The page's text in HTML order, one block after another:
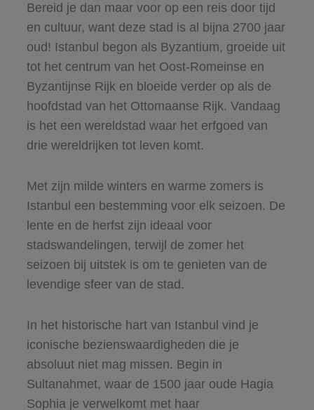
Bereid je dan maar voor op een reis door tijd
en cultuur, want deze stad is al bijna 2700 jaar
oud! Istanbul begon als Byzantium, groeide uit
tot het centrum van het Oost-Romeinse en
Byzantijnse Rijk en bloeide verder op als de
hoofdstad van het Ottomaanse Rijk. Vandaag
is het een wereldstad waar het erfgoed van
drie wereldrijken tot leven komt.
Met zijn milde winters en warme zomers is
Istanbul een bestemming voor elk seizoen. De
lente en de herfst zijn ideaal voor
stadswandelingen, terwijl de zomer het
seizoen bij uitstek is om te genieten van de
levendige sfeer van de stad.
In het historische hart van Istanbul vind je
iconische bezienswaardigheden die je
absoluut niet mag missen. Begin in
Sultanahmet, waar de 1500 jaar oude Hagia
Sophia je verwelkomt met haar